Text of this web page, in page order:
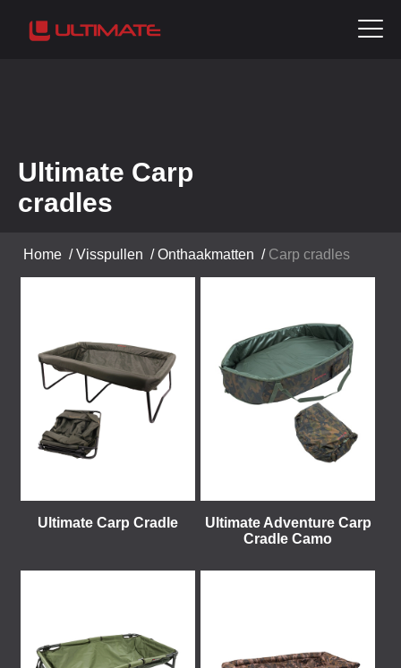
Ultimate Carp
cradles
Home /Visspullen /Onthaakmatten / Carp cradles
Ultimate Carp Cradle
Ultimate Adventure Carp
Cradle Camo